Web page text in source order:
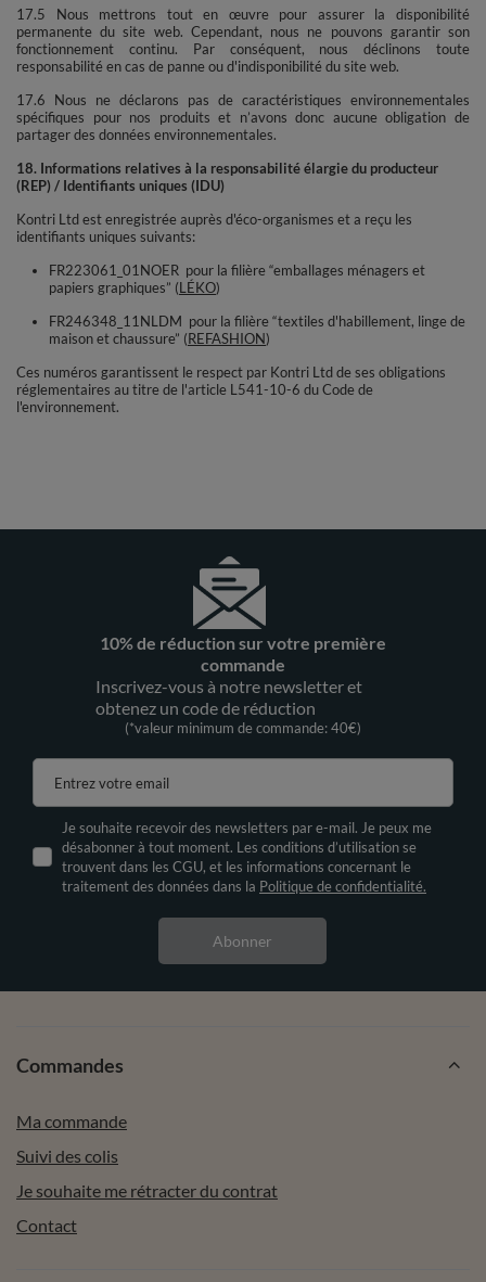
17.5 Nous mettrons tout en œuvre pour assurer la disponibilité
permanente du site web. Cependant, nous ne pouvons garantir son
fonctionnement continu. Par conséquent, nous déclinons toute
responsabilité en cas de panne ou d'indisponibilité du site web.
17.6 Nous ne déclarons pas de caractéristiques environnementales
spécifiques pour nos produits et n’avons donc aucune obligation de
partager des données environnementales.
18. Informations relatives à la responsabilité élargie du producteur
(REP) / Identifiants uniques (IDU)
Kontri Ltd est enregistrée auprès d'éco-organismes et a reçu les
identifiants uniques suivants:
FR223061_01NOER pour la filière “emballages ménagers et
papiers graphiques” (LÉKO)
FR246348_11NLDM pour la filière “textiles d'habillement, linge de
maison et chaussure” (REFASHION)
Ces numéros garantissent le respect par Kontri Ltd de ses obligations
réglementaires au titre de l'article L541-10-6 du Code de
l'environnement.
10% de réduction sur votre première
commande
Inscrivez-vous à notre newsletter et
obtenez un code de réduction
(*valeur minimum de commande: 40€)
Entrez votre email
Je souhaite recevoir des newsletters par e-mail. Je peux me
désabonner à tout moment. Les conditions d’utilisation se
trouvent dans les CGU, et les informations concernant le
traitement des données dans la Politique de confidentialité.
Abonner
Commandes
Ma commande
Suivi des colis
Je souhaite me rétracter du contrat
Contact